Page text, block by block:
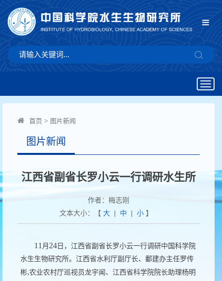
首页 > 图片新闻
图片新闻
江西省副省长罗小云一行调研水生所
作者：梅志刚
文本大小：【 大| 中 | 小】
11月 24 日，江西省副省长罗小云一行调研中国科学院
水生生物研究所。江西省水利厅副厅长、鄱建办主任罗传
彬,农业农村厅巡视员龙宇闻、江西省科学院院长助理杨明